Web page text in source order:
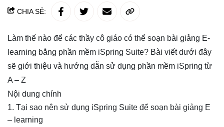
CHIA SẺ:
Làm thế nào để các thầy cô giáo có thể soạn bài giảng E-
learning bằng phần mềm iSpring Suite? Bài viết dưới đây
sẽ giới thiệu và hướng dẫn sử dụng phần mềm iSpring từ
A – Z
Nội dung chính
1. Tại sao nên sử dụng iSpring Suite để soạn bài giảng E
– learning